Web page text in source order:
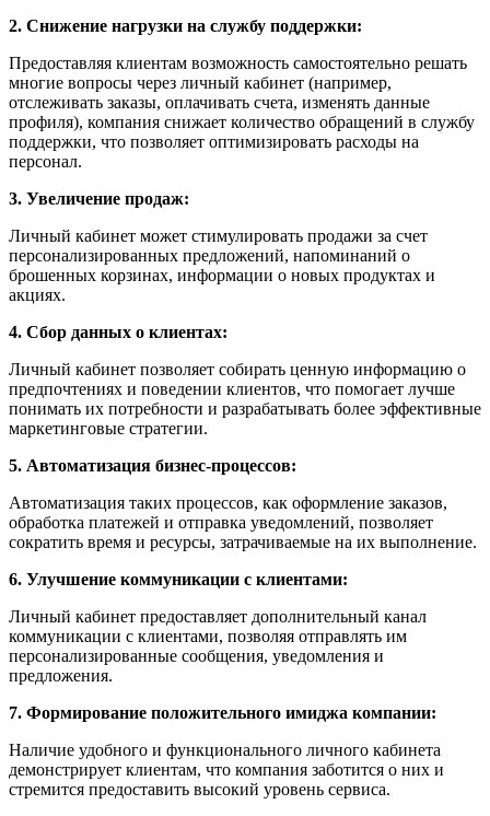
2. Снижение нагрузки на службу поддержки:
Предоставляя клиентам возможность самостоятельно решать
многие вопросы через личный кабинет (например,
отслеживать заказы, оплачивать счета, изменять данные
профиля), компания снижает количество обращений в службу
поддержки, что позволяет оптимизировать расходы на
персонал.
3. Увеличение продаж:
Личный кабинет может стимулировать продажи за счет
персонализированных предложений, напоминаний о
брошенных корзинах, информации о новых продуктах и
акциях.
4. Сбор данных о клиентах:
Личный кабинет позволяет собирать ценную информацию о
предпочтениях и поведении клиентов, что помогает лучше
понимать их потребности и разрабатывать более эффективные
маркетинговые стратегии.
5. Автоматизация бизнес-процессов:
Автоматизация таких процессов, как оформление заказов,
обработка платежей и отправка уведомлений, позволяет
сократить время и ресурсы, затрачиваемые на их выполнение.
6. Улучшение коммуникации с клиентами:
Личный кабинет предоставляет дополнительный канал
коммуникации с клиентами, позволяя отправлять им
персонализированные сообщения, уведомления и
предложения.
7. Формирование положительного имиджа компании:
Наличие удобного и функционального личного кабинета
демонстрирует клиентам, что компания заботится о них и
стремится предоставить высокий уровень сервиса.